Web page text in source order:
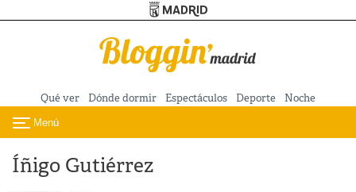
Pasar al contenido principal
Qué ver Dónde dormir Espectáculos Deporte Noche
Toggle navigation
Menú
Íñigo Gutiérrez